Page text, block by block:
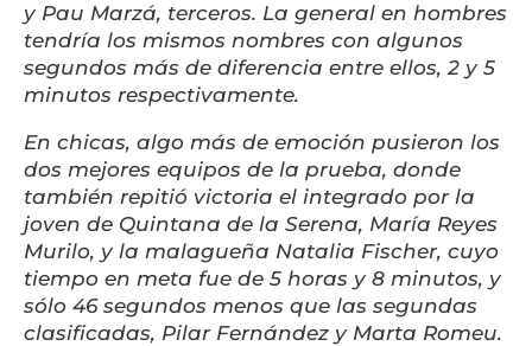
y Pau Marzá, terceros. La general en hombres
tendría los mismos nombres con algunos
segundos más de diferencia entre ellos, 2 y 5
minutos respectivamente.
En chicas, algo más de emoción pusieron los
dos mejores equipos de la prueba, donde
también repitió victoria el integrado por la
joven de Quintana de la Serena, María Reyes
Murilo, y la malagueña Natalia Fischer, cuyo
tiempo en meta fue de 5 horas y 8 minutos, y
sólo 46 segundos menos que las segundas
clasificadas, Pilar Fernández y Marta Romeu.